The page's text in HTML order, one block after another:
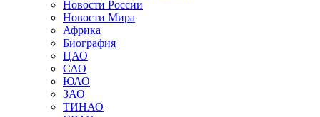
Новости России
Новости Мира
Африка
Биография
ЦАО
САО
ЮАО
ЗАО
ТИНАО